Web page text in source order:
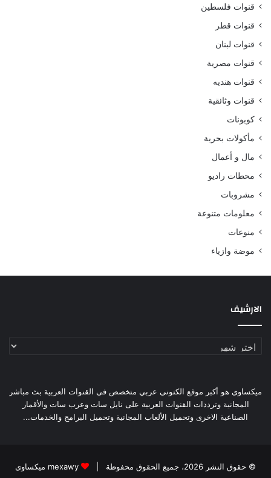
قنوات فلسطين
قنوات قطر
قنوات لبنان
قنوات مصرية
قنوات هنديه
قنوات وثائقية
كوبونات
مأكولات بحرية
مال و أعمال
محطات راديو
مشروبات
معلومات متنوعة
منوعات
موضة وازياء
الارشيف
الارشيف
ميكساوى هو أكبر موقع الكتونى عربي متخصص فى القنوات العربية بث مباشر
المجانية وترددات القنوات العربية على نايل سات وعرب سات والأقمار
الصناعية الاخرى وتحميل الألعاب المجانية وتحميل البرامج والخدمات...
© حقوق النشر 2026، جميع الحقوق محفوظة | mexawy ميكساوى